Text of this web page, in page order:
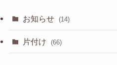
お知らせ (14)
片付け (66)